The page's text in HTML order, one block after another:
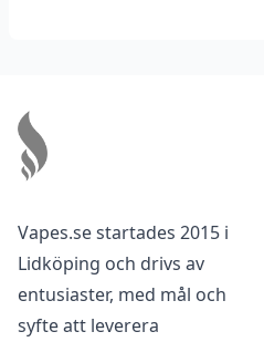
Vapes.se startades 2015 i
Lidköping och drivs av
entusiaster, med mål och
syfte att leverera